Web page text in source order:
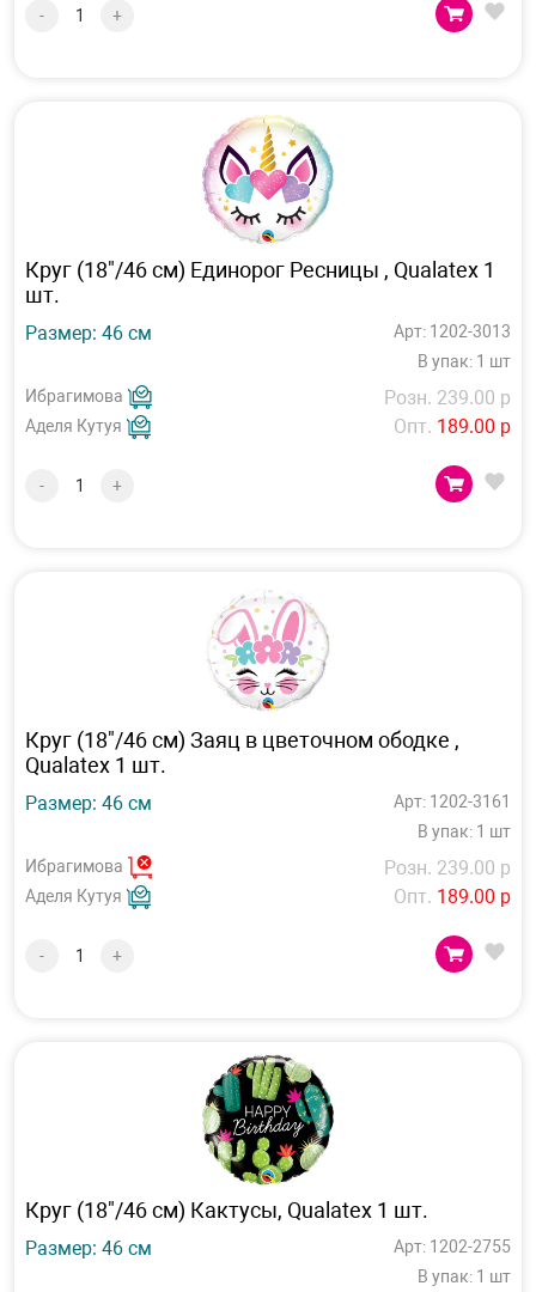
- +
Круг (18"/46 см) Единорог Ресницы , Qualatex 1
шт.
Размер: 46 см
Арт: 1202-3013
В упак: 1 шт
Ибрагимова
Аделя Кутуя
Розн. 239.00 р
Опт. 189.00 р
- +
Круг (18"/46 см) Заяц в цветочном ободке ,
Qualatex 1 шт.
Размер: 46 см
Арт: 1202-3161
В упак: 1 шт
Ибрагимова
Аделя Кутуя
Розн. 239.00 р
Опт. 189.00 р
- +
Круг (18"/46 см) Кактусы, Qualatex 1 шт.
Размер: 46 см
Арт: 1202-2755
В упак: 1 шт